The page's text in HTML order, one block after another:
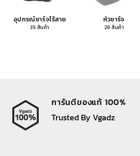
อุปกรณ์ชาร์จไร้สาย
35 สินค้า
หัวชาร์จ
29 สินค้า
การันตีของแท้ 100%
Trusted By Vgadz